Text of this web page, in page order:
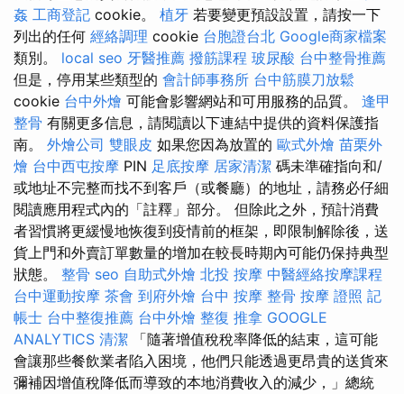
姦 工商登記 cookie。 植牙 若要變更預設設置，請按一下
列出的任何 經絡調理 cookie 台胞證台北 Google商家檔案
類別。 local seo 牙醫推薦 撥筋課程 玻尿酸 台中整骨推薦
但是，停用某些類型的 會計師事務所 台中筋膜刀放鬆
cookie 台中外燴 可能會影響網站和可用服務的品質。 逢甲
整骨 有關更多信息，請閱讀以下連結中提供的資料保護指
南。 外燴公司 雙眼皮 如果您因為放置的 歐式外燴 苗栗外
燴 台中西屯按摩 PIN 足底按摩 居家清潔 碼未準確指向和/
或地址不完整而找不到客戶（或餐廳）的地址，請務必仔細
閱讀應用程式內的「註釋」部分。 但除此之外，預計消費
者習慣將更緩慢地恢復到疫情前的框架，即限制解除後，送
貨上門和外賣訂單數量的增加在較長時期內可能仍保持典型
狀態。 整骨 seo 自助式外燴 北投 按摩 中醫經絡按摩課程
台中運動按摩 茶會 到府外燴 台中 按摩 整骨 按摩 證照 記
帳士 台中整復推薦 台中外燴 整復 推拿 GOOGLE
ANALYTICS 清潔 「隨著增值稅稅率降低的結束，這可能
會讓那些餐飲業者陷入困境，他們只能透過更昂貴的送貨來
彌補因增值稅降低而導致的本地消費收入的減少，」總統